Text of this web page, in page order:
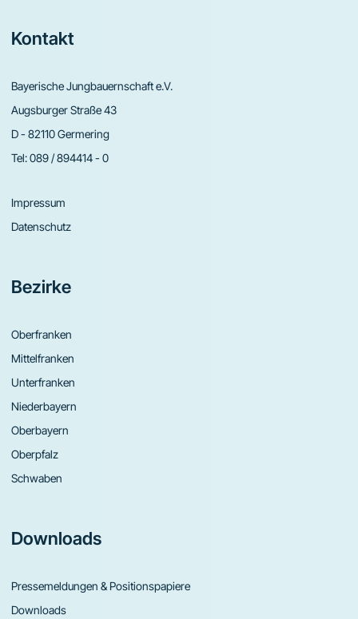
Footer
Kontakt
Bayerische Jungbauernschaft e.V.
Augsburger Straße 43
D - 82110 Germering
Tel:089 / 894414 - 0
Impressum
Datenschutz
Bezirke
Oberfranken
Mittelfranken
Unterfranken
Niederbayern
Oberbayern
Oberpfalz
Schwaben
Downloads
Pressemeldungen & Positionspapiere
Downloads